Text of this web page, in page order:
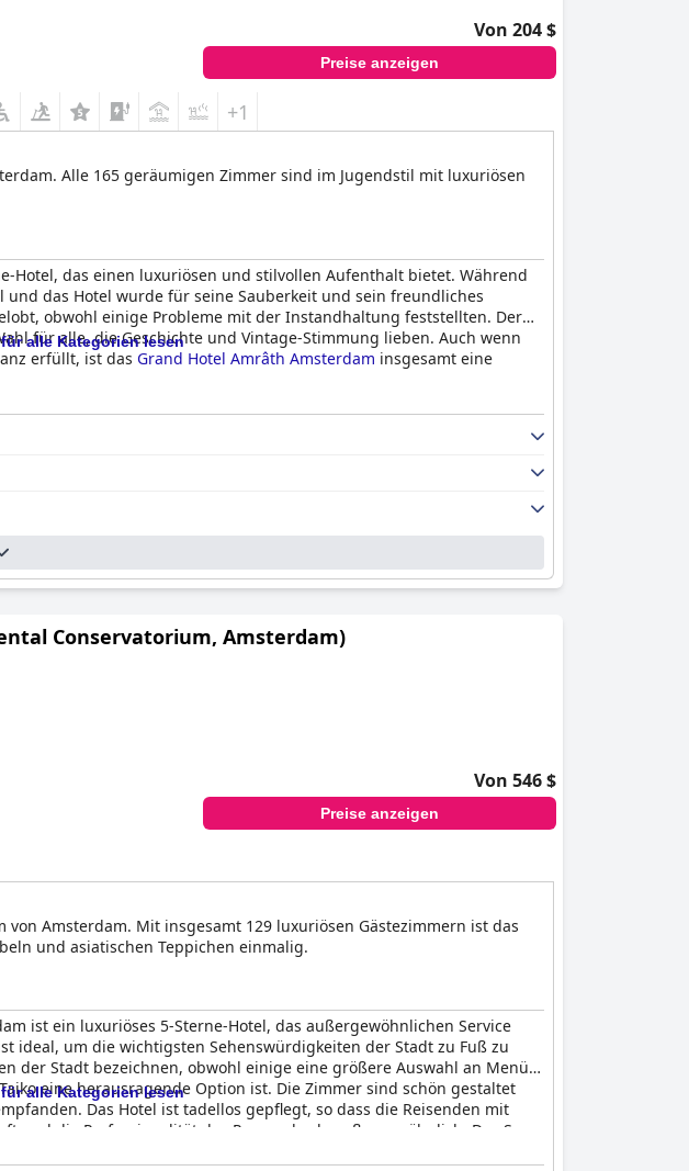
Von 204 $
Preise anzeigen
+1
Alle 165 geräumigen Zimmer sind im Jugendstil mit luxuriösen
Hotel, das einen luxuriösen und stilvollen Aufenthalt bietet. Während
das Hotel wurde für seine Sauberkeit und sein freundliches
obwohl einige Probleme mit der Instandhaltung feststellten. Der
für alle, die Geschichte und Vintage-Stimmung lieben. Auch wenn
erfüllt, ist das Grand Hotel Amrâth Amsterdam insgesamt eine
alle Kategorien lesen
Conservatorium, Amsterdam)
Von 546 $
Preise anzeigen
Amsterdam. Mit insgesamt 129 luxuriösen Gästezimmern ist das
und asiatischen Teppichen einmalig.
ist ein luxuriöses 5-Sterne-Hotel, das außergewöhnlichen Service
ideal, um die wichtigsten Sehenswürdigkeiten der Stadt zu Fuß zu
der Stadt bezeichnen, obwohl einige eine größere Auswahl an Menüs
eine herausragende Option ist. Die Zimmer sind schön gestaltet
Das Hotel ist tadellos gepflegt, so dass die Reisenden mit
die Professionalität des Personals als außergewöhnlich. Das Spa
alle Kategorien lesen